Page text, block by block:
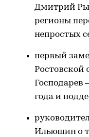
Дмитрий
регионы
непростых
первый
Ростовской
Господарев
года и
Ильюшин о